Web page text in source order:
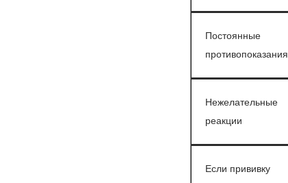
Постоянные
противопоказания
Нежелательные
реакции
Если прививку